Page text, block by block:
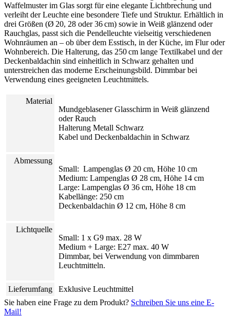
Waffelmuster im Glas sorgt für eine elegante Lichtbrechung und
verleiht der Leuchte eine besondere Tiefe und Struktur. Erhältlich in
drei Größen (Ø 20, 28 oder 36 cm) sowie in Weiß glänzend oder
Rauchglas, passt sich die Pendelleuchte vielseitig verschiedenen
Wohnräumen an – ob über dem Esstisch, in der Küche, im Flur oder
Wohnbereich. Die Halterung, das 250 cm lange Textilkabel und der
Deckenbaldachin sind einheitlich in Schwarz gehalten und
unterstreichen das moderne Erscheinungsbild. Dimmbar bei
Verwendung eines geeigneten Leuchtmittels.
Material
Mundgeblasener Glasschirm in Weiß glänzend
oder Rauch
Halterung Metall Schwarz
Kabel und Deckenbaldachin in Schwarz
Abmessung
Small: Lampenglas Ø 20 cm, Höhe 10 cm
Medium: Lampenglas Ø 28 cm, Höhe 14 cm
Large: Lampenglas Ø 36 cm, Höhe 18 cm
Kabellänge: 250 cm
Deckenbaldachin Ø 12 cm, Höhe 8 cm
Lichtquelle
Small: 1 x G9 max. 28 W
Medium + Large: E27 max. 40 W
Dimmbar, bei Verwendung von dimmbaren
Leuchtmitteln.
Lieferumfang
Exklusive Leuchtmittel
Sie haben eine Frage zu dem Produkt? Schreiben Sie uns eine E-
Mail!